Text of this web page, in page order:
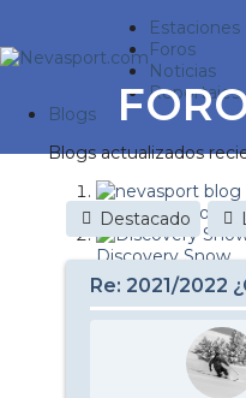
Estaciones
Foros
Noticias
Reportajes
Blogs
Blogs actualizados
nevasport blog
Discovery Snow
Brasil
It's a powder da
Diario de un friki
Destacado
Re: 2021/2022